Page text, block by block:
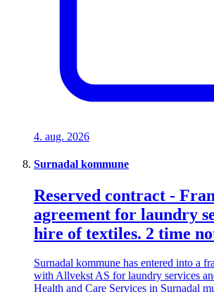
4. aug. 2026
Surnadal kommune
Reserved contract -
agreement for laundry
hire of textiles. 2 time
Surnadal kommune has entered into a
with Allvekst AS for laundry services
Health and Care Services in Surnadal